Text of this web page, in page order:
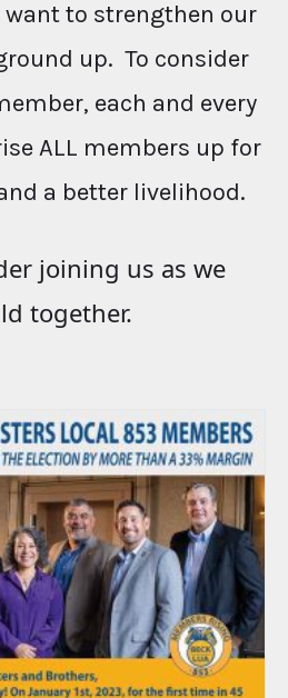
want to strengthen our
up. To consider
each and every
ALL members up for
a better livelihood.
joining us as we
together.